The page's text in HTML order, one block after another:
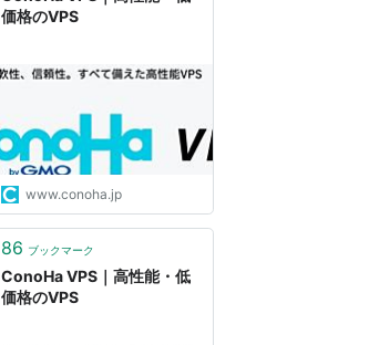
価格のVPS
www.conoha.jp
86 ブックマーク
ConoHa VPS｜高性能・低
価格のVPS